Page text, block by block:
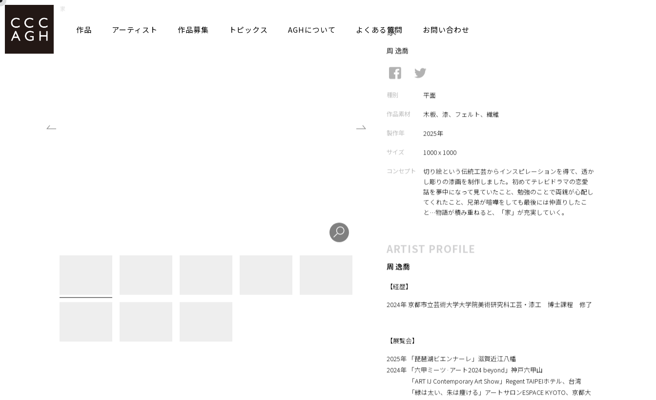
作品 アーティスト 作品募集 トピックス AGHについて よくある質問 お問い合わせ
ホーム 作品
家
周 逸喬
種別 平面
作品素材 木板、漆、フェルト、繊維
製作年 2025年
サイズ 1000 x 1000
切り絵という伝統工芸からインスピレーションを得て、透か
し彫りの漆画を制作しました。初めてテレビドラマの恋愛
話を夢中になって見ていたこと、勉強のことで両親が心配し
ARTIST PROFILE
周 逸喬
【経歴】
【展覧会】
2025年 「琵琶湖ビエンナーレ」滋賀近江八幡
2024年 「六甲ミーツ·アート2024 beyond」神戸六甲山